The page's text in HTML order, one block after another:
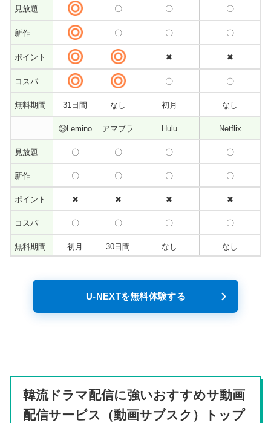
見放題 〇 〇 〇
新作 〇 〇 〇
ポイント ✖ ✖
コスパ 〇 〇
無料期間 31日間 なし 初月 なし
③Lemino アマプラ Hulu Netflix
見放題 〇 〇 〇 〇
新作 〇 〇 〇 〇
ポイント ✖ ✖ ✖ ✖
コスパ 〇 〇 〇 〇
無料期間 初月 30日間 なし なし
U-NEXTを無料体験する
韓流ドラマ配信に強いおすすめサ動画
配信サービス（動画サブスク）トップ